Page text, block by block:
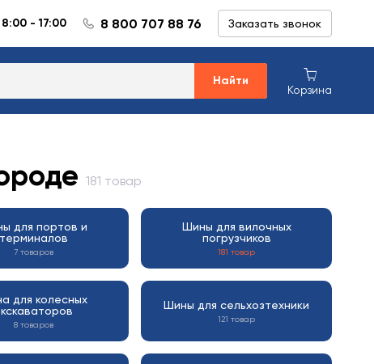
8:00 - 17:00 8 800 707 88 76 Заказать звонок
Найти
Корзина
181 товар
для портов и
терминалов
7 товаров
Шины для вилочных
погрузчиков
181 товар
для колесных
8 товаров
Шины для сельхозтехники
121 товар